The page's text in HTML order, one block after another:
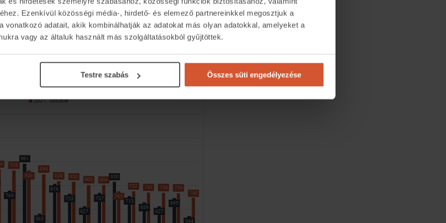
Ezenkívül közösségi média-, hirdető- és elemező partnereinkkel megosztjuk a
vonatkozó adatait, akik kombinálhatják az adatokat más olyan adatokkal, amelyeket a
vagy az általuk használt más szolgáltatásokból gyűjtöttek.
Testre szabás Összes süti engedélyezése
jellemző. Ugyanakkor a legolcsóbb
kerületben – 800 ezer forint alatt marad a